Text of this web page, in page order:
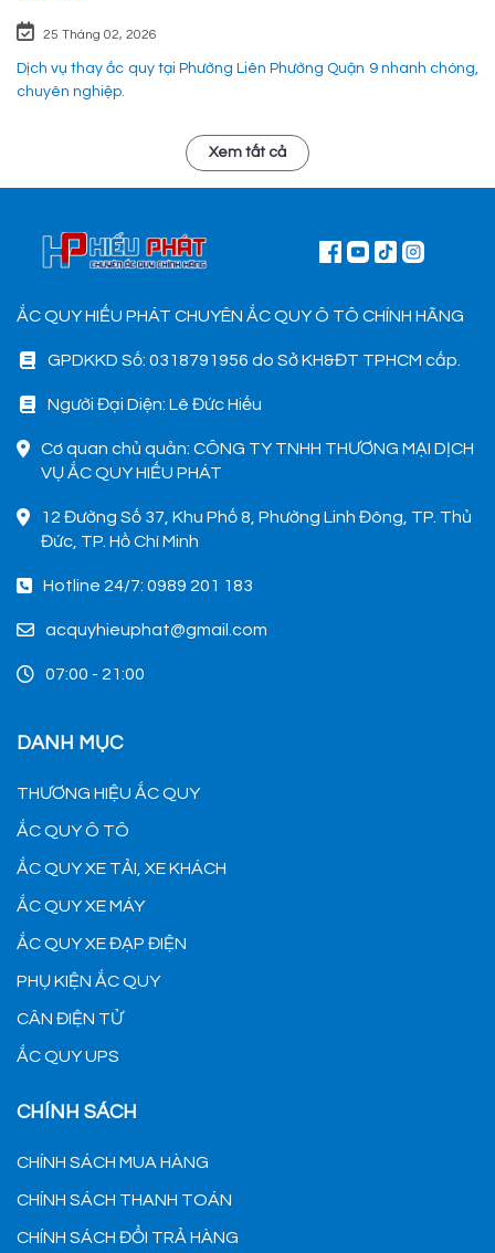
25 Tháng 02, 2026
Dịch vụ thay ắc quy tại Phường Liên Phường Quận 9 nhanh chóng,
chuyên nghiệp.
Xem tất cả
ẮC QUY HIẾU PHÁT CHUYÊN ẮC QUY Ô TÔ CHÍNH HÃNG
GPDKKD Số: 0318791956 do Sở KH&ĐT TPHCM cấp.
Người Đại Diện: Lê Đức Hiếu
Cơ quan chủ quản: CÔNG TY TNHH THƯƠNG MẠI DỊCH
VỤ ẮC QUY HIẾU PHÁT
12 Đường Số 37, Khu Phố 8, Phường Linh Đông, TP. Thủ
Đức, TP. Hồ Chí Minh
Hotline 24/7: 0989 201 183
acquyhieuphat@gmail.com
07:00 - 21:00
DANH MỤC
THƯƠNG HIỆU ẮC QUY
ẮC QUY Ô TÔ
ẮC QUY XE TẢI, XE KHÁCH
ẮC QUY XE MÁY
ẮC QUY XE ĐẠP ĐIỆN
PHỤ KIỆN ẮC QUY
CÂN ĐIỆN TỬ
ẮC QUY UPS
CHÍNH SÁCH
CHÍNH SÁCH MUA HÀNG
CHÍNH SÁCH THANH TOÁN
CHÍNH SÁCH ĐỔI TRẢ HÀNG